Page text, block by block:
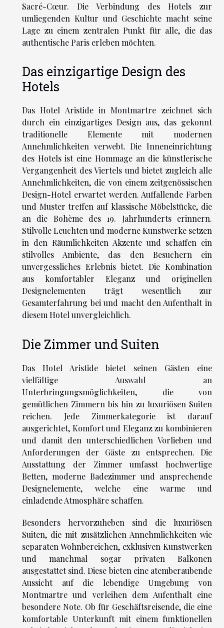
Sacré-Cœur. Die Verbindung des Hotels zur
umliegenden Kultur und Geschichte macht seine
Lage zu einem zentralen Punkt für alle, die das
authentische Paris erleben möchten.
Das einzigartige Design des
Hotels
Das Hotel Aristide in Montmartre zeichnet sich
durch ein einzigartiges Design aus, das gekonnt
traditionelle Elemente mit modernen
Annehmlichkeiten verwebt. Die Inneneinrichtung
des Hotels ist eine Hommage an die künstlerische
Vergangenheit des Viertels und bietet zugleich alle
Annehmlichkeiten, die von einem zeitgenössischen
Design-Hotel erwartet werden. Auffallende Farben
und Muster treffen auf klassische Möbelstücke, die
an die Bohème des 19. Jahrhunderts erinnern.
Stilvolle Leuchten und moderne Kunstwerke setzen
in den Räumlichkeiten Akzente und schaffen ein
stilvolles Ambiente, das den Besuchern ein
unvergessliches Erlebnis bietet. Die Kombination
aus komfortabler Eleganz und originellen
Designelementen trägt wesentlich zur
Gesamterfahrung bei und macht den Aufenthalt in
diesem Hotel unvergleichlich.
Die Zimmer und Suiten
Das Hotel Aristide bietet seinen Gästen eine
vielfältige Auswahl an
Unterbringungsmöglichkeiten, die von
gemütlichen Zimmern bis hin zu luxuriösen Suiten
reichen. Jede Zimmerkategorie ist darauf
ausgerichtet, Komfort und Eleganz zu kombinieren
und damit den unterschiedlichen Vorlieben und
Anforderungen der Gäste zu entsprechen. Die
Ausstattung der Zimmer umfasst hochwertige
Betten, moderne Badezimmer und ansprechende
Designelemente, welche eine warme und
einladende Atmosphäre schaffen.
Besonders hervorzuheben sind die luxuriösen
Suiten, die mit zusätzlichen Annehmlichkeiten wie
separaten Wohnbereichen, exklusiven Kunstwerken
und manchmal sogar privaten Balkonen
ausgestattet sind. Diese bieten eine atemberaubende
Aussicht auf die lebendige Umgebung von
Montmartre und verleihen dem Aufenthalt eine
besondere Note. Ob für Geschäftsreisende, die eine
komfortable Unterkunft mit einem funktionellen